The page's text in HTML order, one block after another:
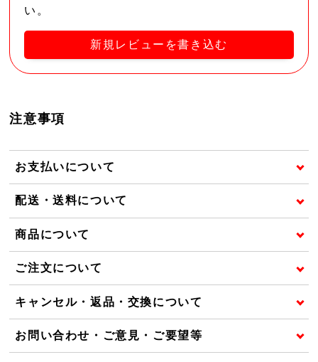
い。
新規レビューを書き込む
注意事項
お支払いについて
配送・送料について
商品について
ご注文について
キャンセル・返品・交換について
お問い合わせ・ご意見・ご要望等